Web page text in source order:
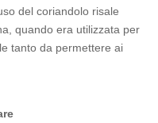
del coriandolo risale
quando era utilizzata per
tanto da permettere ai